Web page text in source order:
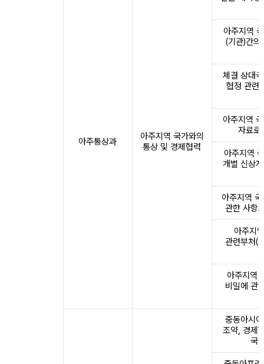
아주통상과
아주지역 국가와의
통상 및 경제협력
아주지역
(기관)간
체결 상대
협정 관련
아주지역
자료로
아주지역
개별 신상
아주지역
관한 사항
아주지
관련부처(
아주지역
비밀에 관
중동아시
조약, 경제
국